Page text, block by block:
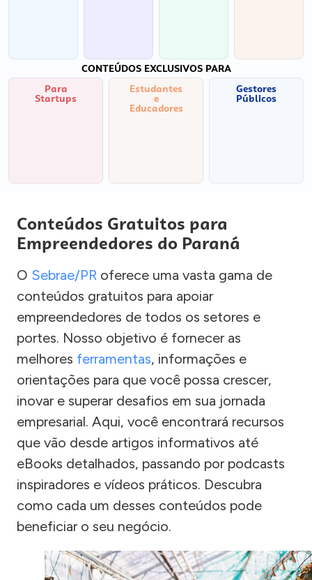
CONTEÚDOS EXCLUSIVOS PARA
Para
Startups
Estudantes
e
Educadores
Gestores
Públicos
Conteúdos Gratuitos para
Empreendedores do Paraná
O Sebrae/PR oferece uma vasta gama de
conteúdos gratuitos para apoiar
empreendedores de todos os setores e
portes. Nosso objetivo é fornecer as
melhores ferramentas, informações e
orientações para que você possa crescer,
inovar e superar desafios em sua jornada
empresarial. Aqui, você encontrará recursos
que vão desde artigos informativos até
eBooks detalhados, passando por podcasts
inspiradores e vídeos práticos. Descubra
como cada um desses conteúdos pode
beneficiar o seu negócio.